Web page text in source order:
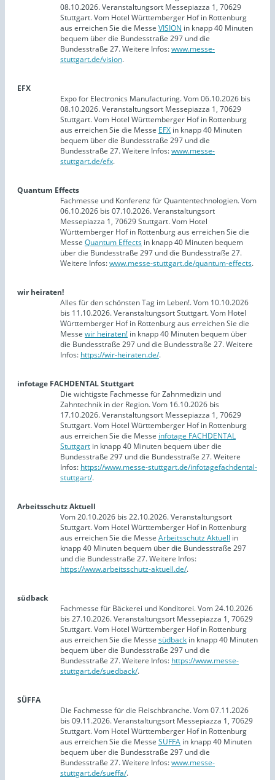
08.10.2026. Veranstaltungsort Messepiazza 1, 70629
Stuttgart. Vom Hotel Württemberger Hof in Rottenburg
aus erreichen Sie die Messe VISION in knapp 40 Minuten
bequem über die Bundesstraße 297 und die
Bundesstraße 27. Weitere Infos:www.messe-
stuttgart.de/vision.
EFX
Expo for Electronics Manufacturing. Vom 06.10.2026 bis
08.10.2026. Veranstaltungsort Messepiazza 1, 70629
Stuttgart. Vom Hotel Württemberger Hof in Rottenburg
aus erreichen Sie die Messe EFX in knapp 40 Minuten
bequem über die Bundesstraße 297 und die
Bundesstraße 27. Weitere Infos:www.messe-
stuttgart.de/efx.
Quantum Effects
Fachmesse und Konferenz für Quantentechnologien. Vom
06.10.2026 bis 07.10.2026. Veranstaltungsort
Messepiazza 1, 70629 Stuttgart. Vom Hotel
Württemberger Hof in Rottenburg aus erreichen Sie die
Messe Quantum Effects in knapp 40 Minuten bequem
über die Bundesstraße 297 und die Bundesstraße 27.
Weitere Infos:www.messe-stuttgart.de/quantum-effects.
wir heiraten!
Alles für den schönsten Tag im Leben!. Vom 10.10.2026
bis 11.10.2026. Veranstaltungsort Stuttgart. Vom Hotel
Württemberger Hof in Rottenburg aus erreichen Sie die
Messe wir heiraten! in knapp 40 Minuten bequem über
die Bundesstraße 297 und die Bundesstraße 27. Weitere
Infos: https://wir-heiraten.de/.
infotage FACHDENTAL Stuttgart
Die wichtigste Fachmesse für Zahnmedizin und
Zahntechnik in der Region. Vom 16.10.2026 bis
17.10.2026. Veranstaltungsort Messepiazza 1, 70629
Stuttgart. Vom Hotel Württemberger Hof in Rottenburg
aus erreichen Sie die Messe infotage FACHDENTAL
Stuttgart in knapp 40 Minuten bequem über die
Bundesstraße 297 und die Bundesstraße 27. Weitere
Infos: https://www.messe-stuttgart.de/infotagefachdental-
stuttgart/.
Arbeitsschutz Aktuell
Vom 20.10.2026 bis 22.10.2026. Veranstaltungsort
Stuttgart. Vom Hotel Württemberger Hof in Rottenburg
aus erreichen Sie die Messe Arbeitsschutz Aktuell in
knapp 40 Minuten bequem über die Bundesstraße 297
und die Bundesstraße 27. Weitere Infos:
https://www.arbeitsschutz-aktuell.de/.
südback
Fachmesse für Bäckerei und Konditorei. Vom 24.10.2026
bis 27.10.2026. Veranstaltungsort Messepiazza 1, 70629
Stuttgart. Vom Hotel Württemberger Hof in Rottenburg
aus erreichen Sie die Messe südback in knapp 40 Minuten
bequem über die Bundesstraße 297 und die
Bundesstraße 27. Weitere Infos: https://www.messe-
stuttgart.de/suedback/.
SÜFFA
Die Fachmesse für die Fleischbranche. Vom 07.11.2026
bis 09.11.2026. Veranstaltungsort Messepiazza 1, 70629
Stuttgart. Vom Hotel Württemberger Hof in Rottenburg
aus erreichen Sie die Messe SÜFFA in knapp 40 Minuten
bequem über die Bundesstraße 297 und die
Bundesstraße 27. Weitere Infos:www.messe-
stuttgart.de/sueffa/.